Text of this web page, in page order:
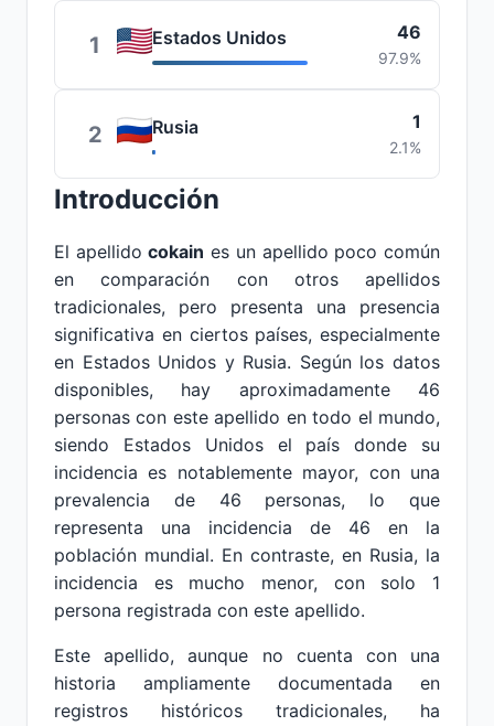
1 Estados Unidos 46
97.9%
2 Rusia 1
2.1%
Introducción
El apellidocokain es un apellido poco común
en comparación con otros apellidos
tradicionales, pero presenta una presencia
significativa en ciertos países, especialmente
en Estados Unidos y Rusia. Según los datos
disponibles, hay aproximadamente 46
personas con este apellido en todo el mundo,
siendo Estados Unidos el país donde su
incidencia es notablemente mayor, con una
prevalencia de 46 personas, lo que
representa una incidencia de 46 en la
población mundial. En contraste, en Rusia, la
incidencia es mucho menor, con solo 1
persona registrada con este apellido.
Este apellido, aunque no cuenta con una
historia ampliamente documentada en
registros históricos tradicionales, ha